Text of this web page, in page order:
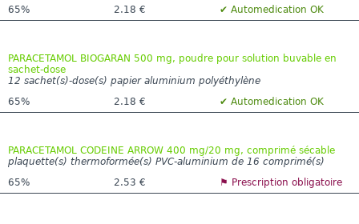
65%
2.18 € ✔ Automedication OK
PARACETAMOL BIOGARAN 500 mg, poudre pour solution buvable en
sachet-dose
12 sachet(s)-dose(s) papier aluminium polyéthylène
65%
2.18 € ✔ Automedication OK
PARACETAMOL CODEINE ARROW 400 mg/20 mg, comprimé sécable
plaquette(s) thermoformée(s) PVC-aluminium de 16 comprimé(s)
65%
2.53 € ⚑ Prescription obligatoire